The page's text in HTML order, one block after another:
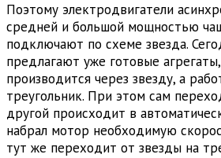
Поэтому электродвигатели
средней и большой мощностью
подключают по схеме звезда.
предлагают уже готовые
производится через звезду, а
треугольник. При этом сам
другой происходит в
набрал мотор необходимую
тут же переходит от звезды на